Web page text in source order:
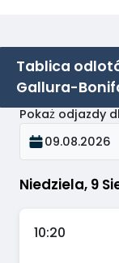
Tablica
Gallura-
Niedziela, 9
Pokaż odjazdy
09.08.2026
10:20